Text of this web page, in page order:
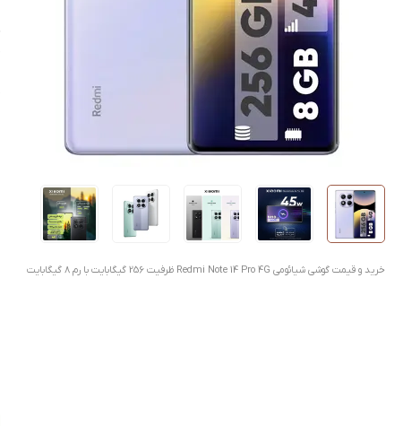
خرید و قیمت گوشی شیائومی Redmi Note 14 Pro 4G ظرفیت 256 گیگابایت با رم 8 گیگابایت